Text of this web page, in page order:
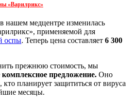
«Варилрикс»
нашем медцентре изменилась
применяемой для
оспы. Теперь цена составляет 6 300
прежнюю стоимость, мы
предложение. Оно
кто планирует защититься от вируса
месяцы.